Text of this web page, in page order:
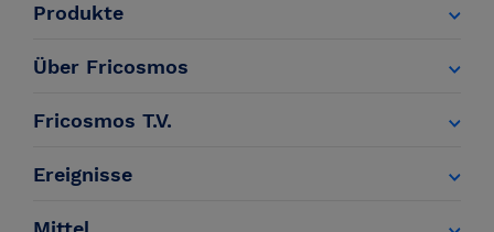
Produkte
Über Fricosmos
Fricosmos T.V.
Ereignisse